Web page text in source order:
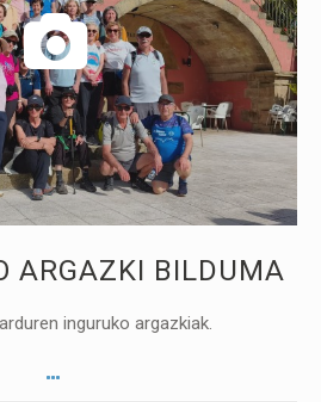
ARGAZKI BILDUMA
inguruko argazkiak.